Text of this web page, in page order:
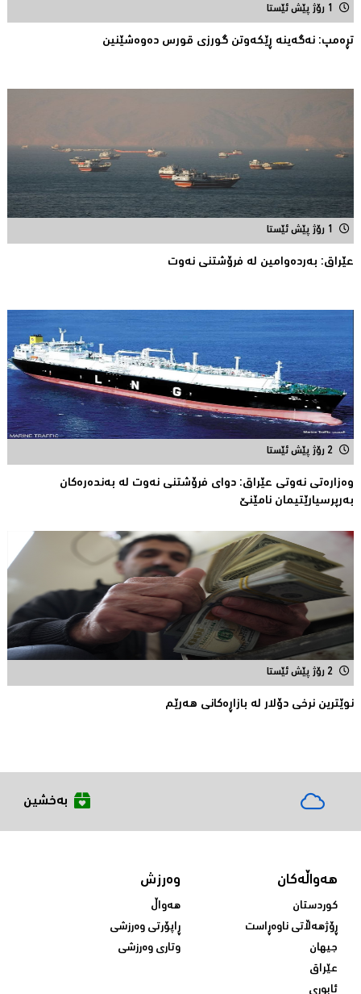
1 رۆژ پێش ئێستا
تڕه‌مپ: نه‌گه‌ینه‌ ڕێكه‌وتن گورزی قورس ده‌وه‌شێنین
1 رۆژ پێش ئێستا
عێراق: به‌رده‌وامین له‌ فرۆشتنی نه‌وت
2 رۆژ پێش ئێستا
وه‌زاره‌تی نه‌وتی عێراق: دوای فرۆشتنی نه‌وت له‌ به‌نده‌ره‌كان
به‌رپرسیارێتیمان نامێنێ
2 رۆژ پێش ئێستا
نوێترین نرخی دۆلار له‌ بازاڕه‌كانی هه‌رێم
بەخشین
هەواڵەکان
کوردستان
ڕۆژهەڵاتی ناوەڕاست
جیهان
عێراق
ئابوری
وەرزش
هەواڵ
ڕاپۆرتی وەرزشی
وتاری وەرزشی